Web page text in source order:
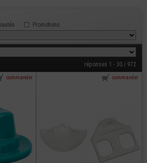
Promotions
réponses 1 - 30 / 972
commander commander